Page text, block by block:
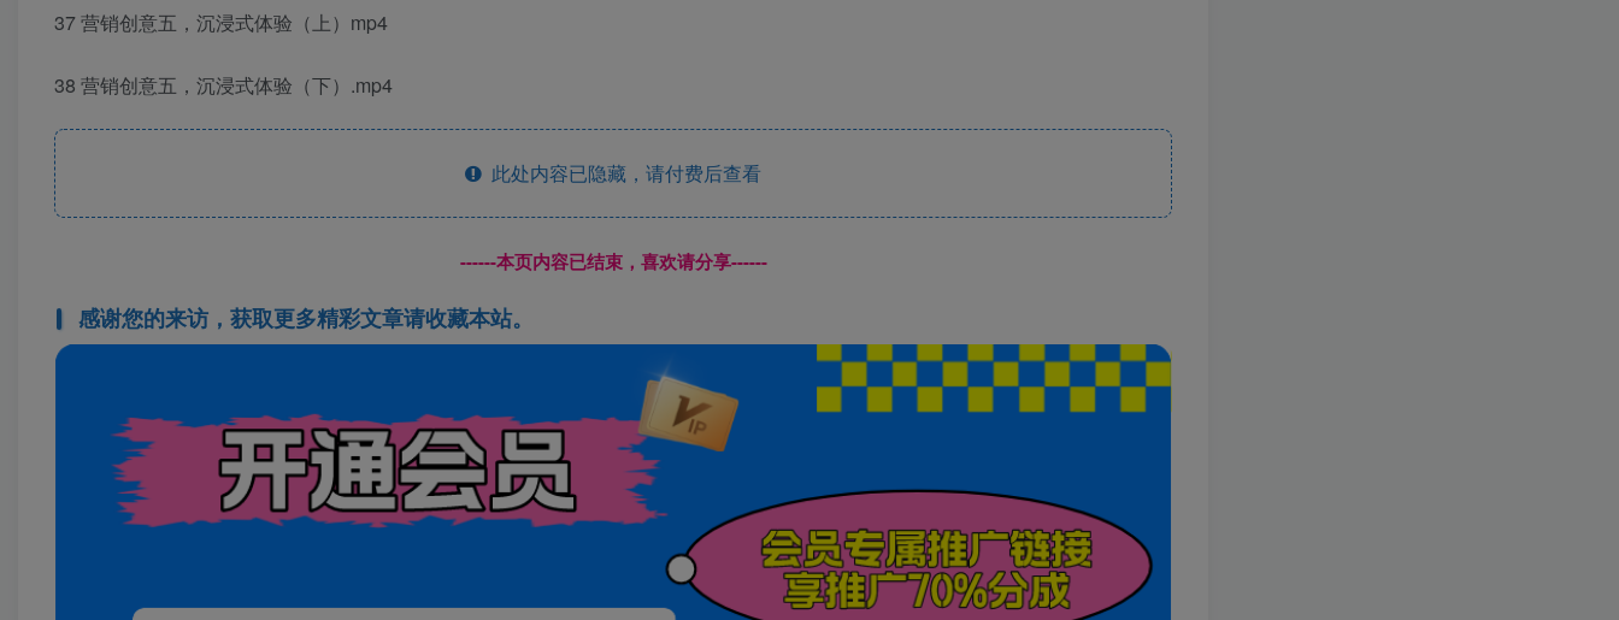
37 营销创意五，沉浸式体验（上）mp4
38 营销创意五，沉浸式体验（下）.mp4
此处内容已隐藏，请付费后查看
------本页内容已结束，喜欢请分享------
感谢您的来访，获取更多精彩文章请收藏本站。